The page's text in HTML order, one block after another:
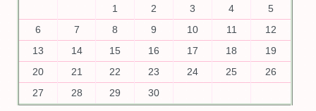
1
2 3 4
5
6
7 8 9 10 11
12
13
14 15 16 17 18
19
20
21 22 23 24 25
26
27
28 29 30